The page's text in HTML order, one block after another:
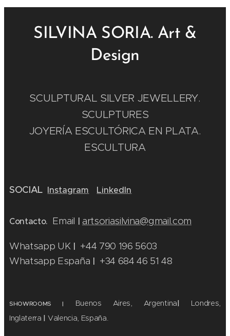
SILVINA SORIA. Art &
Design
SCULPTURAL SILVER JEWELLERY.
SCULPTURES
JOYERÍA ESCULTÓRICA EN PLATA.
ESCULTURA
SOCIAL Instagram LinkedIn
Contacto. Email artsoriasilvina@gmail.com
Whatsapp UK
+44 790 196 5603
Whatsapp España
+34 684 46 51 48
SHOWROOMS| Buenos Aires, Argentina| Londres,
Inglaterra | Valencia, España.